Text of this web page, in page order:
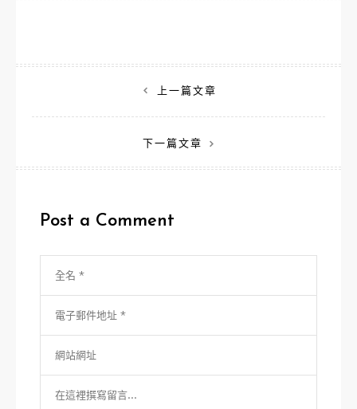
章
上一篇文章
下一篇文章
Post a Comment